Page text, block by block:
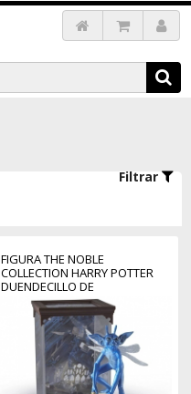
Filtrar
FIGURA THE NOBLE
COLLECTION HARRY POTTER
DUENDECILLO DE
CORNUALLES CRIATURA
MAGICA N.15 18 CM